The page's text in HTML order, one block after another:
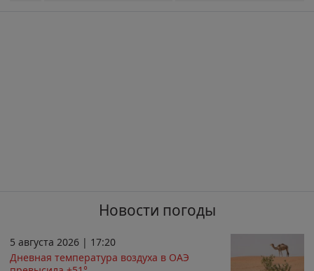
Новости погоды
5 августа 2026 | 17:20
Дневная температура воздуха в ОАЭ